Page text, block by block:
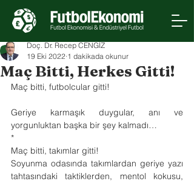
Maç Bitti, Herkes Gitti!
Doç. Dr. Recep CENGİZ
19 Eki 2022 1 dakikada okunur
Maç bitti, futbolcular gitti!
Geriye karmaşık duygular, anı ve
yorgunluktan başka bir şey kalmadı…
*
Maç bitti, takımlar gitti!
Soyunma odasında takımlardan geriye yazı
tahtasındaki taktiklerden, mentol kokusu,